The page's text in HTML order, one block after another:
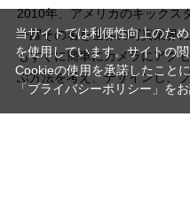
2010年、アメリカのキックス
一躍その名を世界の写真業界
もすぐに簡単にカメラにアク
ぶ方法を考え、デザインし、
当サイトでは利便性向上のた
を使用しています。サイトの
Cookieの使用を承諾したこと
「プライバシーポリシー」 を